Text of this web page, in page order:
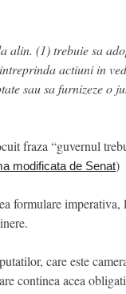
(1) trebuie sa
actiuni in
sau sa furnizeze o
fraza “guvernul
modificata de Senat)
formulare
care este
continea acea